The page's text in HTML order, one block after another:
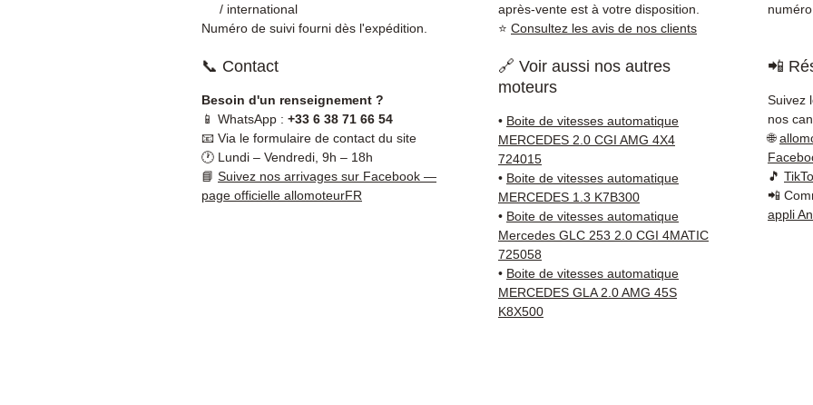
reste
+33 6
5 à 7
sur
/ international
Numéro de suivi fourni dès l'expédition.
après-vente est à votre disposition.
⭐ Consultez les avis de nos clients
📞 Contact
Besoin d'un renseignement ?
📱 WhatsApp : +33 6 38 71 66 54
📧 Via le formulaire de contact du site
🕐 Lundi – Vendredi, 9h – 18h
📘 Suivez nos arrivages sur Facebook —
page officielle allomoteurFR
🔗 Voir aussi nos autres
moteurs
• Boite de vitesses automatique
MERCEDES 2.0 CGI AMG 4X4
724015
• Boite de vitesses automatique
MERCEDES 1.3 K7B300
• Boite de vitesses automatique
Mercedes GLC 253 2.0 CGI 4MATIC
725058
• Boite de vitesses automatique
MERCEDES GLA 2.0 AMG 45S
K8X500
📲
Suivez
nos
🌐
🎵
📲
appli